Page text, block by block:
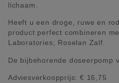
lichaam.
Heeft u een droge, ruwe en
product perfect combineren
Laboratories; Roselan Zalf.
De bijbehorende doseerpomp
Adviesverkoopprijs: € 16,75